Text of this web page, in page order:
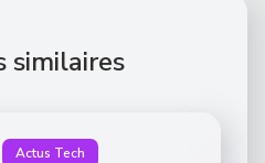
similaires
Actus Tech